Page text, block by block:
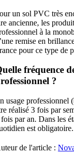
un sol PVC très
ancienne, les
à la
remise en
pour ce type de
fréquence
?
usage professionnel
réalisé 3 fois par
par an. Dans les
est obligatoire.
de l'article :